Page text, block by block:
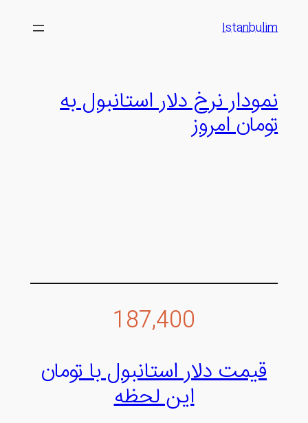
Istanbulim
نمودار نرخ دلار استانبول به
تومان امروز
187,400
قیمت دلار استانبول با تومان
این لحظه